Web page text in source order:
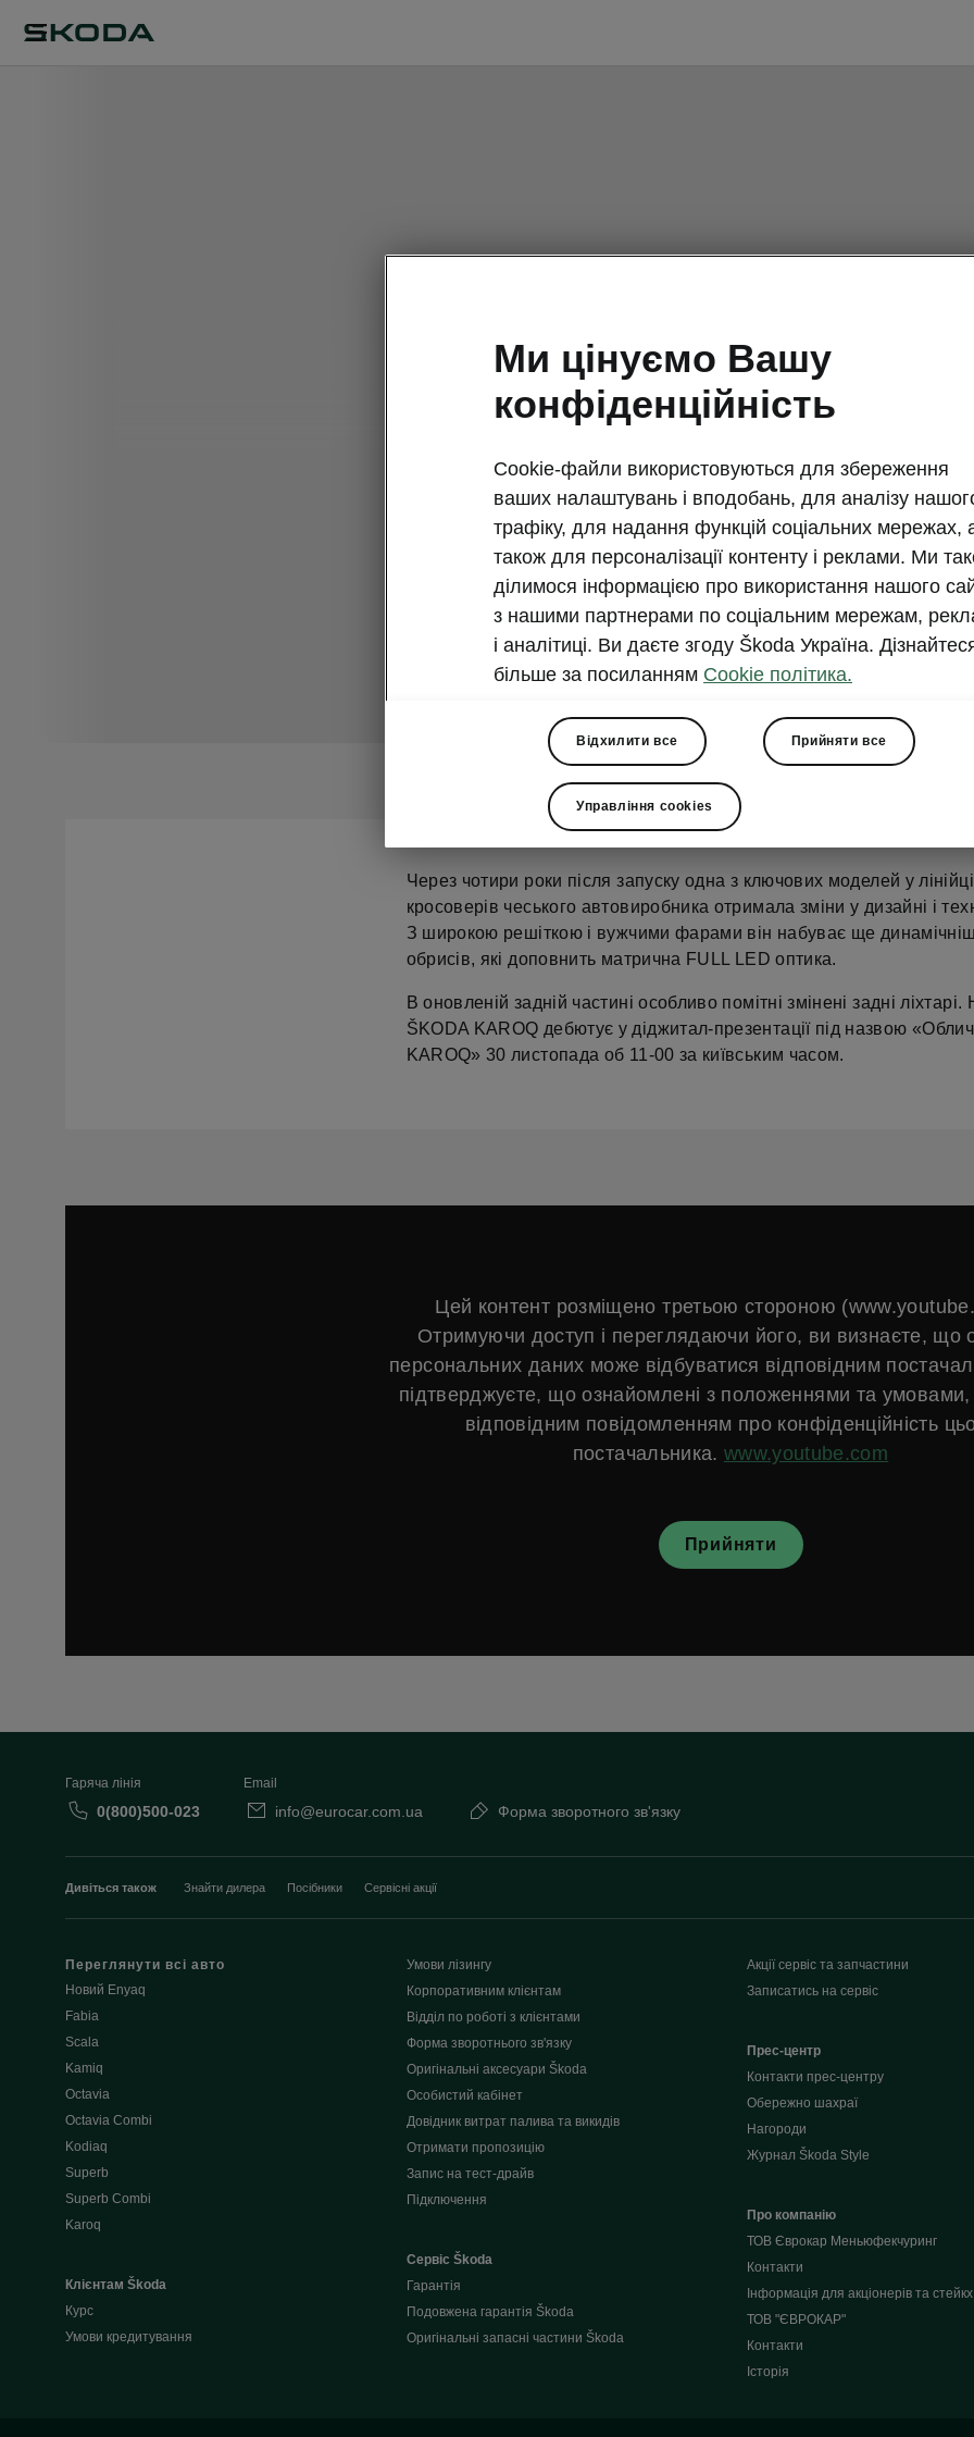
Вийшов відео-анонс
ŠKODA KAROQ
ŠKODA AUTO оприлюднила офіційний відео-анонс
KAROQ. Онлайн-прем’єра відбудеться 30
Через чотири роки після запуску одна з ключових моделей у лінійці
кросоверів чеського автовиробника отримала зміни у дизайні і
З широкою решіткою і вужчими фарами він набуває ще
обрисів, які доповнить матрична FULL LED оптика.
В оновленій задній частині особливо помітні змінені задні ліхтарі.
ŠKODA KAROQ дебютує у діджитал-презентації під назвою
KAROQ» 30 листопада об 11-00 за київським часом.
Цей контент розміщено третьою стороною
Отримуючи доступ і переглядаючи його, ви визнаєте, що
персональних даних може відбуватися відповідним
підтверджуєте, що ознайомлені з положеннями та умовами,
відповідним повідомленням про конфіденційність
постачальника. www.youtube.com
Прийняти
Гаряча лінія
0(800)500-023
Email
info@eurocar.com.ua Форма зворотного зв'язку
Дивіться також Знайти дилера Посібники Сервісні акції
Переглянути всі авто
Новий Enyaq
Fabia
Scala
Kamiq
Octavia
Octavia Combi
Kodiaq
Superb
Superb Combi
Karoq
Клієнтам Škoda
Курс
Умови кредитування
Умови лізингу
Корпоративним клієнтам
Відділ по роботі з клієнтами
Форма зворотнього зв'язку
Оригінальні аксесуари Škoda
Особистий кабінет
Довідник витрат палива та викидів
Отримати пропозицію
Запис на тест-драйв
Підключення
Сервіс Škoda
Гарантія
Подовжена гарантія Škoda
Оригінальні запасні частини Škoda
Акції сервіс та запчастини
Записатись на сервіс
Прес-центр
Контакти прес-центру
Обережно шахраї
Нагороди
Журнал Škoda Style
Про компанію
ТОВ Єврокар Меньюфекчуринг
Контакти
Інформація для акціонерів та стейкх
ТОВ "ЄВРОКАР"
Контакти
Історія
Ми цінуємо Вашу
конфіденційність
Cookie-файли використовуються для збереження
ваших налаштувань і вподобань, для аналізу
трафіку, для надання функцій соціальних мережах,
також для персоналізації контенту і реклами. Ми
ділимося інформацією про використання нашого
з нашими партнерами по соціальним мережам,
і аналітиці. Ви даєте згоду Škoda Україна.
більше за посиланням Cookie політика.
Відхилити все Прийняти все
Управління cookies